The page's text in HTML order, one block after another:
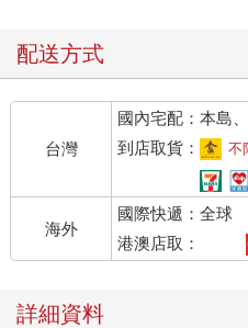
配送方式
台灣
國內宅配：本島
到店取貨：
不
海外
國際快遞：全球
港澳店取：
詳細資料